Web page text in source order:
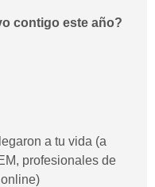
contigo este año?
a tu vida (a
profesionales de